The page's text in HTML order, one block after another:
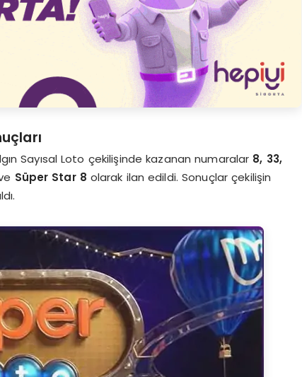
Sayısal Loto çekilişinde kazanan numaralar 8, 33,
Süper Star 8 olarak ilan edildi. Sonuçlar çekilişin